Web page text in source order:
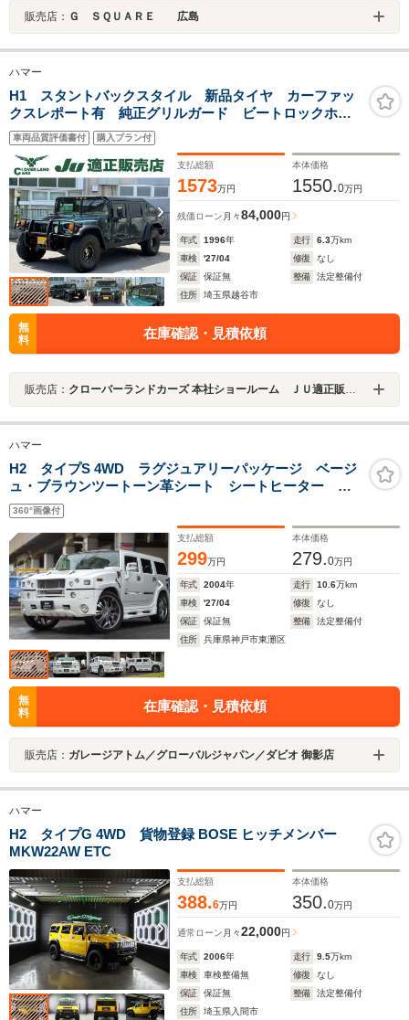
販売店： Ｇ ＳＱＵＡＲＥ 広島
ハマー
H1 スタントバックスタイル 新品タイヤ カーファッ
クスレポート有 純正グリルガード ビートロックホイ
ル ディーゼルターボ スラントバックスタイル ポー
タブルナビ フルセグTV
車両品質評価書付 購入プラン付
支払総額
1573万円
本体価格
1550.0万円
残価ローン 月々84,000円
年式 1996年 走行 6.3万km
車検
'27/04 修復
なし
保証
保証無 整備
法定整備付
住所
埼玉県越谷市
無
料
在庫確認・見積依頼
販売店： クローバーランドカーズ 本社ショールーム ＪＵ適正販売店
ハマー
H2 タイプS 4WD ラグジュアリーパッケージ ベージ
ュ・ブラウンツートーン革シート シートヒーター
LEDヘッドライト LUXXX ALLOYS 26インチA/W
Sebring4本出しマフラー サンルーフ バックカメラ
360°画像付
支払総額
299万円
本体価格
279.0万円
年式 2004年 走行 10.6万km
車検
'27/04 修復
なし
保証
保証無 整備
法定整備付
住所
兵庫県神戸市東灘区
無
料
在庫確認・見積依頼
販売店： ガレージアトム／グローバルジャパン／ダビオ 御影店
ハマー
H2 タイプG 4WD 貨物登録 BOSE ヒッチメンバー
MKW22AW ETC
支払総額
388.6万円
本体価格
350.0万円
通常ローン 月々22,000円
年式 2006年 走行 9.5万km
車検
車検整備無 修復
なし
保証
保証無 整備
法定整備付
住所
埼玉県入間市